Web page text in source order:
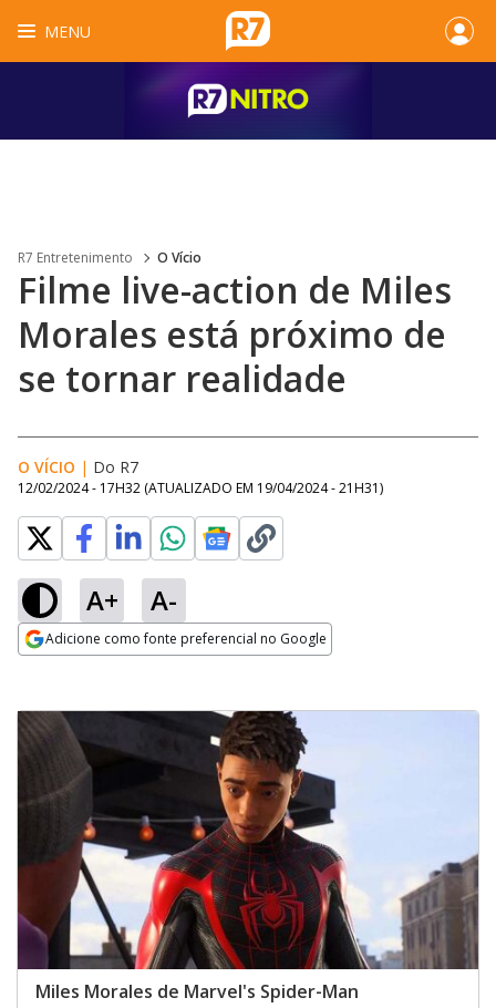
MENU
R7 Entretenimento O Vício
Filme live-action de Miles
Morales está próximo de
se tornar realidade
O VÍCIO | Do R7
12/02/2024 - 17H32 (ATUALIZADO EM 19/04/2024 - 21H31)
A+ A-
Adicione como fonte preferencial no Google
Miles Morales de Marvel's Spider-Man